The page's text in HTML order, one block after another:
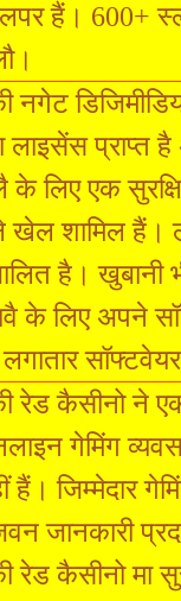
हैं। 600+
नगेट
लाइसेंस
लिए एक
खेल शामिल हैं।
है। खुबानी
के लिए अपने
रेड कैसीनो ने
गेमिंग
हैं। जिम्मेदार
जानकारी
रेड कैसीनो मा